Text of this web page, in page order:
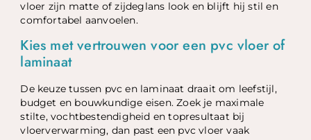
vloer zijn matte of zijdeglans look en blijft hij stil en
comfortabel aanvoelen.
Kies met vertrouwen voor een pvc vloer of
laminaat
De keuze tussen pvc en laminaat draait om leefstijl,
budget en bouwkundige eisen. Zoek je maximale
stilte, vochtbestendigheid en topresultaat bij
vloerverwarming, dan past een pvc vloer vaak